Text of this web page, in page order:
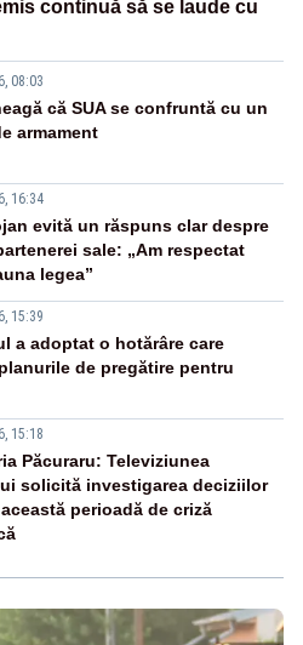
continuă să se laude cu
08:03
că SUA se confruntă cu un
armament
16:34
evită un răspuns clar despre
sale: „Am respectat
legea”
15:39
a adoptat o hotărâre care
de pregătire pentru
15:18
Păcuraru: Televiziunea
solicită investigarea deciziilor
perioadă de criză